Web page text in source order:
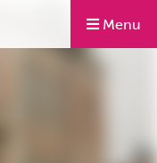
Menu